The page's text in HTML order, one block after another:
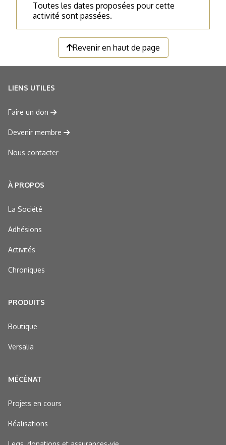
Toutes les dates proposées pour cette
activité sont passées.
Revenir en haut de page
LIENS UTILES
Faire un don
Devenir membre
Nous contacter
À PROPOS
La Société
Adhésions
Activités
Chroniques
PRODUITS
Boutique
Versalia
MÉCÉNAT
Projets en cours
Réalisations